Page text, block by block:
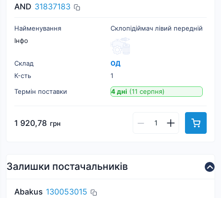
AND 31837183
Найменування
Склопідіймач лівий передній
Інфо
Склад
ОД
К-cть
1
Термін поставки
4 дні (11 серпня)
1 920,78 грн
Залишки постачальників
Abakus 130053015